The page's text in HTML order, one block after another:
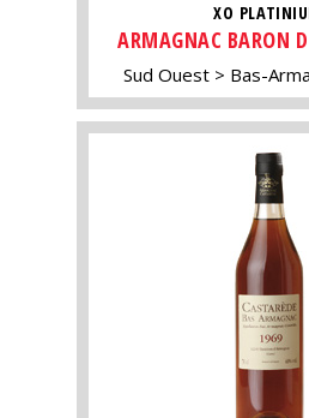
XO
ARMAGNAC BARON
Sud Ouest Bas-